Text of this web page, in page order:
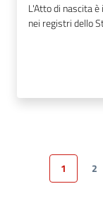
L'Atto di nascita
nei registri dello
Pagina precedente
Pagina
1 2